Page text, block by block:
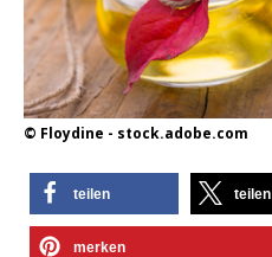
© Floydine - stock.adobe.com
teilen teilen
merken